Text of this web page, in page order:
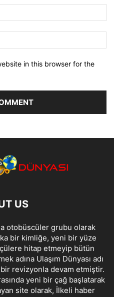
in this browser for the
US
otobüscüler grubu olarak
bir kimliğe, yeni bir yüze
hitap etmeyip bütün
adına Ulaşım Dünyası adı
bir revizyonla devam etmiştir.
yeni bir çağ başlatarak
site olarak, İlkeli haber